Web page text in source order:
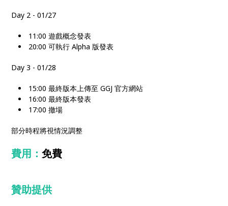
Day 2 - 01/27
11:00 遊戲概念發表
20:00 可執行 Alpha 版發表
Day 3 - 01/28
15:00 最終版本上傳至 GGJ 官方網站
16:00 最終版本發表
17:00 撤場
部分時程將視情況調整
費用：免費
贊助提供